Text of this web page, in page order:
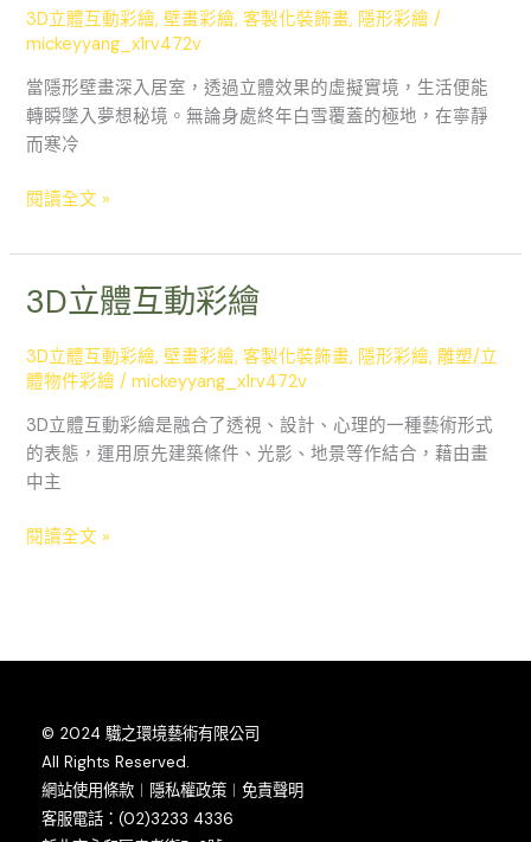
3D立體互動彩繪,壁畫彩繪,客製化裝飾畫, 隱形彩繪 /
mickeyyang_x1rv472v
當隱形壁畫深入居室，透過立體效果的虛擬實境，生活便能
轉瞬墜入夢想秘境。無論身處終年白雪覆蓋的極地，在寧靜
而寒冷
彩
繪
閱讀全文 »
3D立體互動彩繪
3D立體互動彩繪,壁畫彩繪,客製化裝飾畫, 隱形彩繪,雕塑/立
體物件彩繪 /mickeyyang_x1rv472v
3D立體互動彩繪是融合了透視、設計、心理的一種藝術形式
的表態，運用原先建築條件、光影、地景等作結合，藉由畫
中主
3D
體
互
彩
繪
閱讀全文 »
© 2024 驖之環境藝術有限公司
All Rights Reserved.
網站使用條款︱隱私權政策︱免責聲明
客服電話：(02)3233 4336